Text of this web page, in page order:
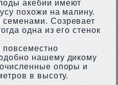
акебии имеют
похожи на малину.
Созревает
одна из его стенок
нашему дикому
опоры и
в высоту.